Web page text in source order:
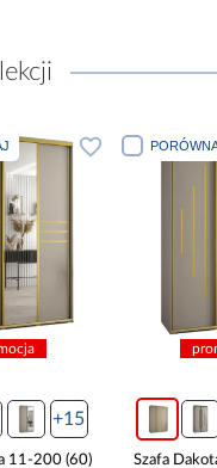
+15
11-200 (60)
Szafa